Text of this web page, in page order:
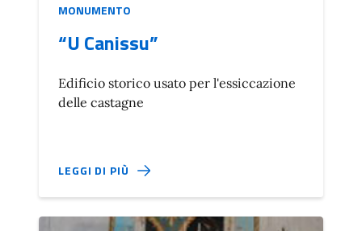
MONUMENTO
“U Canissu”
Edificio storico usato per l'essiccazione
delle castagne
LEGGI DI PIÙ